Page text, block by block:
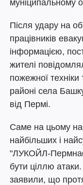
муніципальному
Після удару на
працівників
інформацією,
жителі
пожежної
районі села
від Пермі.
Саме на цьому
найбільших і
"ЛУКОЙЛ-
бути ціллю
заявили, що